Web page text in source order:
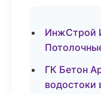
ИнжСтрой
ГК Бетон